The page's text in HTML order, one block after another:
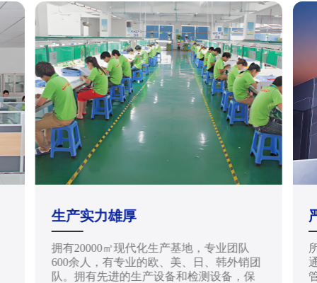
生产实力雄厚
拥有20000㎡现代化生产基地，专业团队
600余人，有专业的欧、美、日、韩外销团
队。拥有先进的生产设备和检测设备，保